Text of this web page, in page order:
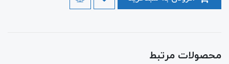
محصولات مرتبط